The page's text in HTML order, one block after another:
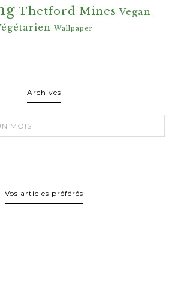
Thetford Mines Vegan
Wallpaper
ArchivesArchives
Vos articles préférés